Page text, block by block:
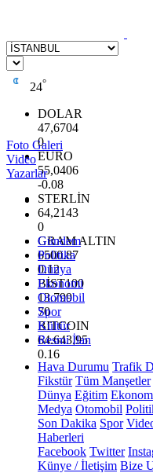
24°
DOLAR
47,6704
0
EURO
55,0406
-0.08
STERLİN
64,2143
0
GRAM ALTIN
6500.87
0.12
BİST100
13.799
70
BITCOIN
64.643,95
0.16
Foto Galeri
Video
Yazarlar
Gündem
Politika
Dünya
Ekonomi
Otomobil
Spor
Kültür
Resmi İlan
Hava Durumu Trafik
Fikstür Tüm Manşetler
Dünya Eğitim
Medya Otomobil
Son Dakika Spor
Haberleri
Facebook Twitter
Künye / İletişim Bize